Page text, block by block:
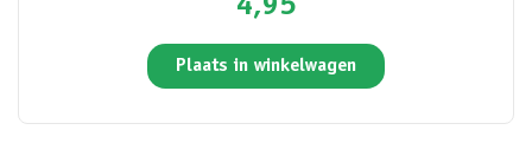
4,95
Plaats in winkelwagen